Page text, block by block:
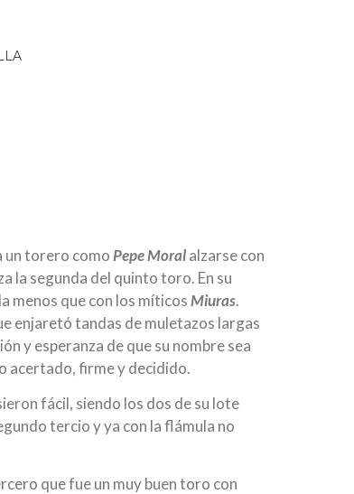
un torero como Pepe Moralalzarse con
la segunda del quinto toro. En su
menos que con los míticosMiuras.
enjaretó tandas de muletazos largas
y esperanza de que su nombre sea
acertado, firme y decidido.
fácil, siendo los dos de su lote
tercio y ya con la flámula no
que fue un muy buen toro con